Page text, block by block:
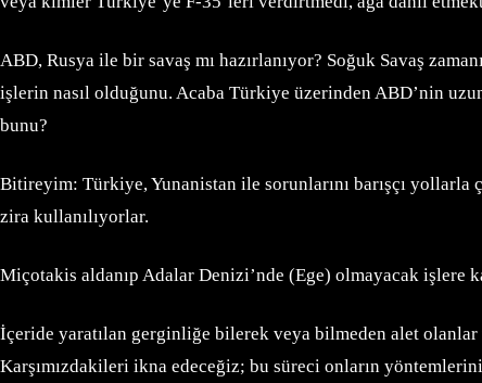
ABD, Rusya ile bir savaş mı hazırlanıyor? Soğuk Savaş
işlerin nasıl olduğunu. Acaba Türkiye üzerinden ABD’nin
bunu?
Bitireyim: Türkiye, Yunanistan ile sorunlarını barışçı
zira kullanılıyorlar.
Miçotakis aldanıp Adalar Denizi’nde (Ege) olmayacak işlere
İçeride yaratılan gerginliğe bilerek veya bilmeden alet
Karşımızdakileri ikna edeceğiz; bu süreci onların